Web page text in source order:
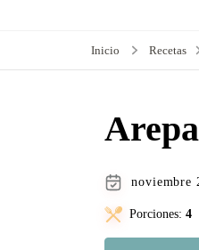
Inicio Recetas
noviembre
Porciones: 4